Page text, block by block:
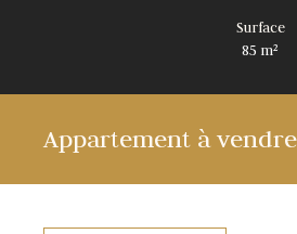
Surface
85 m²
Appartement à